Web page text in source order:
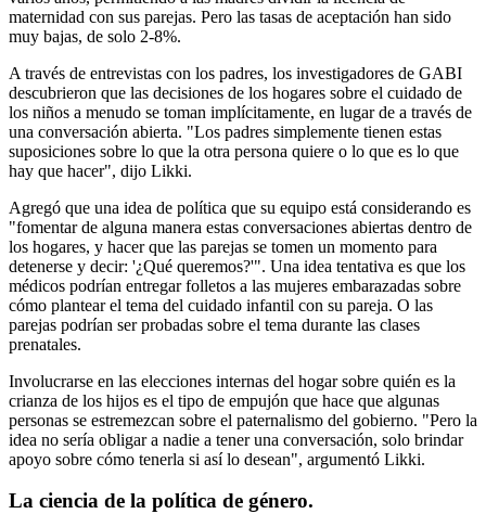
maternidad con sus parejas. Pero las tasas de aceptación han sido
muy bajas, de solo 2-8%.
A través de entrevistas con los padres, los investigadores de GABI
descubrieron que las decisiones de los hogares sobre el cuidado de
los niños a menudo se toman implícitamente, en lugar de a través de
una conversación abierta. "Los padres simplemente tienen estas
suposiciones sobre lo que la otra persona quiere o lo que es lo que
hay que hacer", dijo Likki.
Agregó que una idea de política que su equipo está considerando es
"fomentar de alguna manera estas conversaciones abiertas dentro de
los hogares, y hacer que las parejas se tomen un momento para
detenerse y decir: '¿Qué queremos?'". Una idea tentativa es que los
médicos podrían entregar folletos a las mujeres embarazadas sobre
cómo plantear el tema del cuidado infantil con su pareja. O las
parejas podrían ser probadas sobre el tema durante las clases
prenatales.
Involucrarse en las elecciones internas del hogar sobre quién es la
crianza de los hijos es el tipo de empujón que hace que algunas
personas se estremezcan sobre el paternalismo del gobierno. "Pero la
idea no sería obligar a nadie a tener una conversación, solo brindar
apoyo sobre cómo tenerla si así lo desean", argumentó Likki.
La ciencia de la política de género.